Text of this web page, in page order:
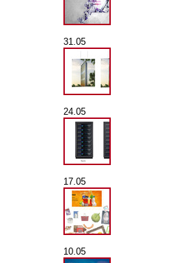
31.05
24.05
17.05
10.05